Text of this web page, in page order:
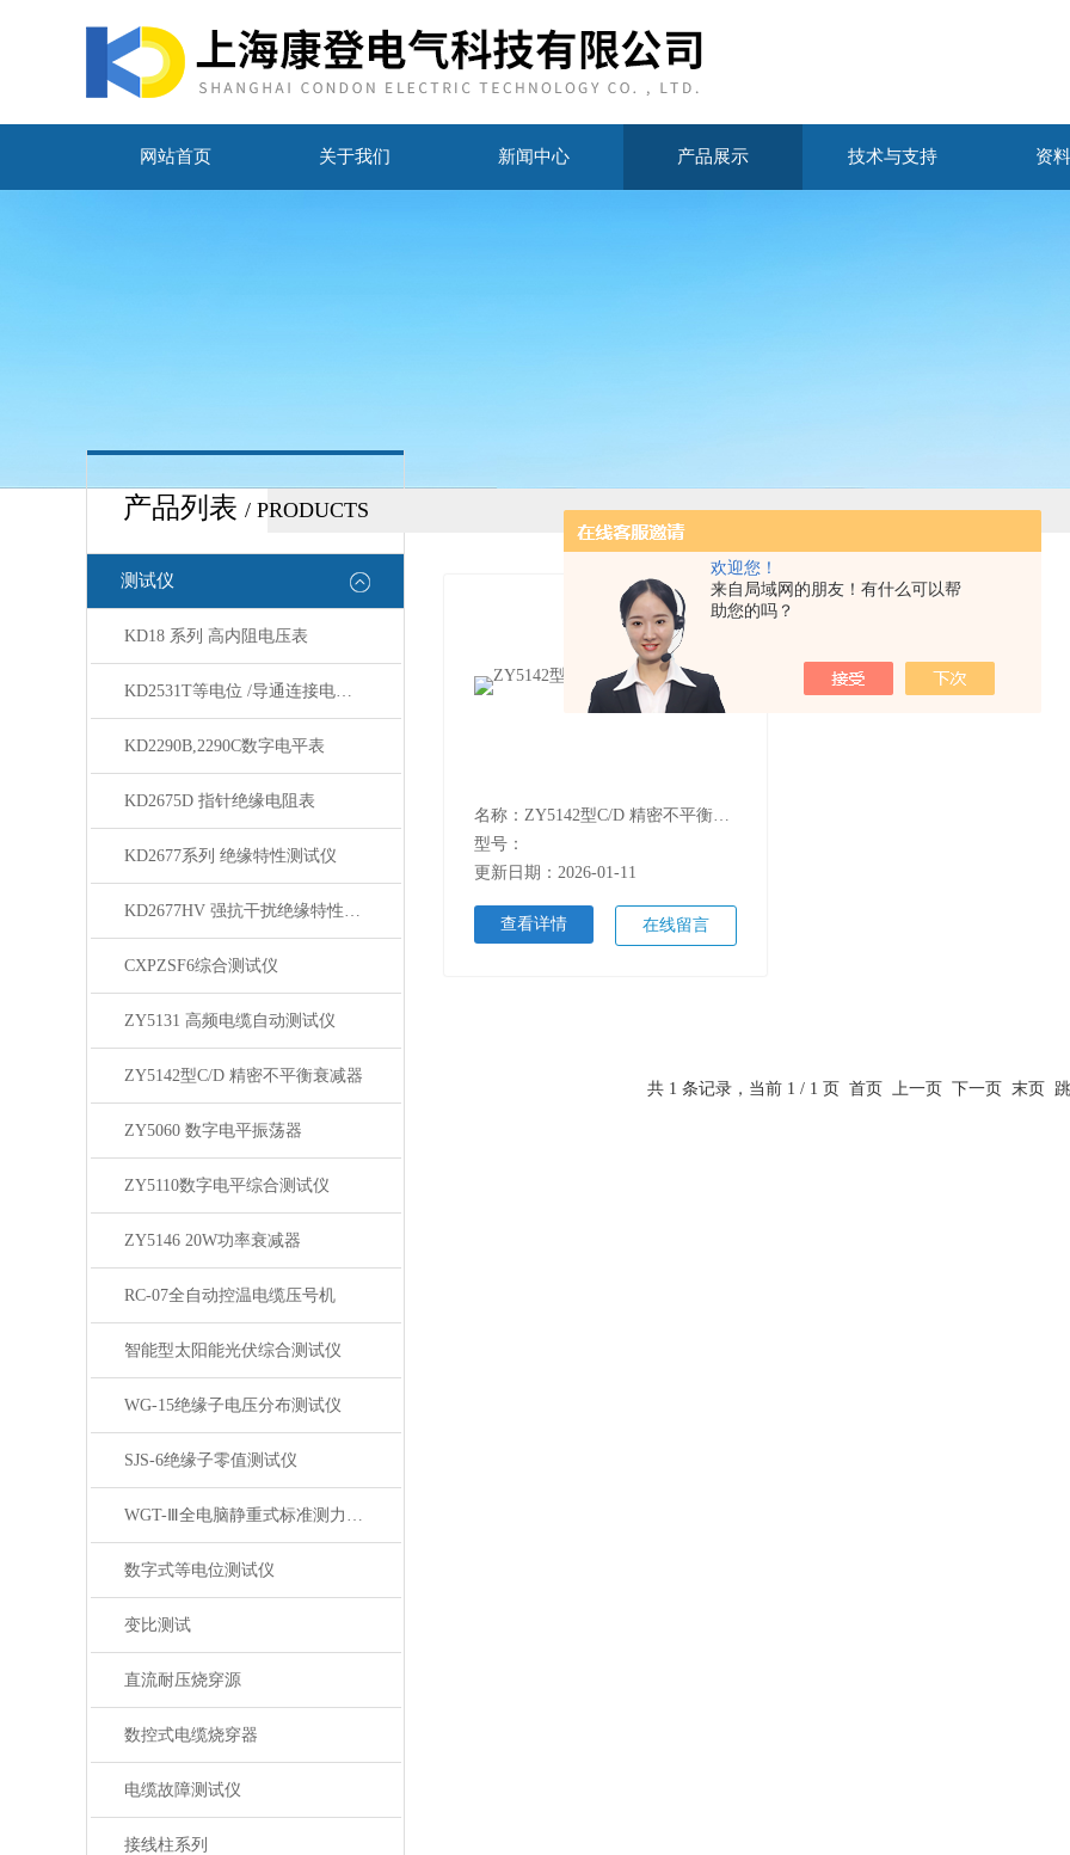
欢迎您！
来自局域网的朋友！有什么可以帮
助您的吗？
网站首页 关于我们 新闻中心 产品展示 技术与支持 资
产品列表 / PRODUCTS
测试仪
KD18 系列 高内阻电压表
KD2531T等电位 /导通连接电阻测量仪
KD2290B,2290C数字电平表
KD2675D 指针绝缘电阻表
KD2677系列 绝缘特性测试仪
KD2677HV 强抗干扰绝缘特性测试仪
CXPZSF6综合测试仪
ZY5131 高频电缆自动测试仪
ZY5142型C/D 精密不平衡衰减器
ZY5060 数字电平振荡器
ZY5110数字电平综合测试仪
ZY5146 20W功率衰减器
RC-07全自动控温电缆压号机
智能型太阳能光伏综合测试仪
WG-15绝缘子电压分布测试仪
SJS-6绝缘子零值测试仪
WGT-Ⅲ全电脑静重式标准测力机（卧式）
数字式等电位测试仪
变比测试
直流耐压烧穿源
数控式电缆烧穿器
电缆故障测试仪
接线柱系列
名称：ZY5142型C/D 精密不平衡衰减器
型号：
更新日期：2026-01-11
查看详情 在线留言
共 1 条记录，当前 1 / 1 页 首页 上一页 下一页 末页